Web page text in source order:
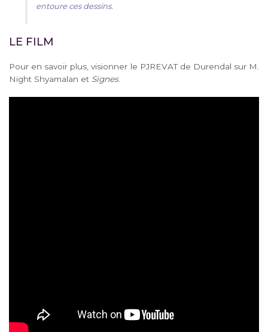
entoure ces dessins.
LE FILM
Pour en savoir plus, visionner le PJREVAT de Durendal sur M.
Night Shyamalan et Signes.